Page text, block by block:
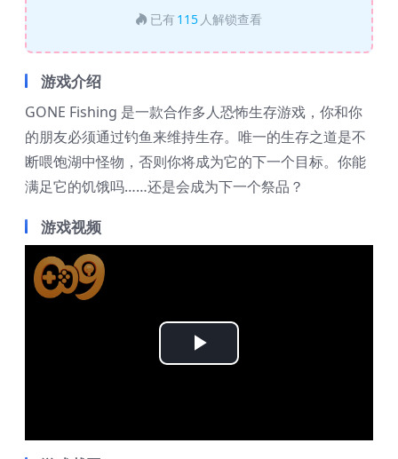
已有 115 人解锁查看
游戏介绍
GONE Fishing 是一款合作多人恐怖生存游戏，你和你
的朋友必须通过钓鱼来维持生存。唯一的生存之道是不
断喂饱湖中怪物，否则你将成为它的下一个目标。你能
满足它的饥饿吗……还是会成为下一个祭品？
游戏视频
Play